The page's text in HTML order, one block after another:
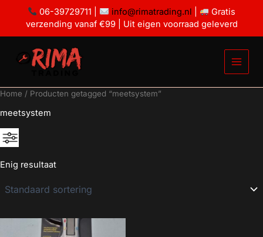
06-39729711 | info@rimatrading.nl
Gratis
verzending vanaf €99 | Uit eigen voorraad geleverd
Home / Producten getagged “meetsystem”
meetsystem
€9
Enig resultaat